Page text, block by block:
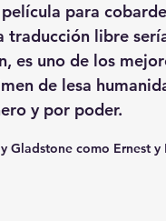
película para
traducción libre
es uno de los
de lesa
y por poder.
Gladstone como Ernest